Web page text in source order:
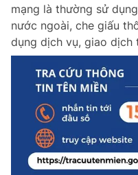
mạng là thường sử
nước ngoài, che giấu
dụng dịch vụ, giao dịch